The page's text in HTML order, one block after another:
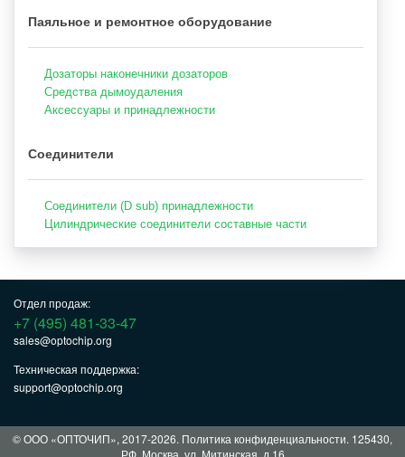
Паяльное и ремонтное оборудование
Дозаторы наконечники дозаторов
Средства дымоудаления
Аксессуары и принадлежности
Соединители
Соединители (D sub) принадлежности
Цилиндрические соединители составные части
Отдел продаж:
+7 (495) 481-33-47
sales@optochip.org
Техническая поддержка:
support@optochip.org
© ООО «ОПТОЧИП», 2017-2026. Политика конфиденциальности. 125430,